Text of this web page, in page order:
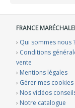
FRANCE
› Qui sommes nous ?
› Conditions
vente
› Mentions légales
› Gérer mes cookies
› Nos vidéos
› Notre catalogue